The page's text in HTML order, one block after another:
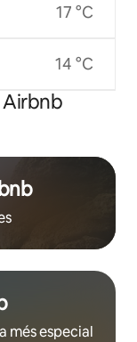
17 °C
14 °C
Airbnb
més especial